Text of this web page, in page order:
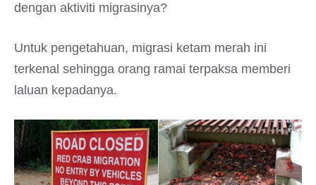
dengan aktiviti migrasinya?
Untuk pengetahuan, migrasi ketam merah ini
terkenal sehingga orang ramai terpaksa memberi
laluan kepadanya.